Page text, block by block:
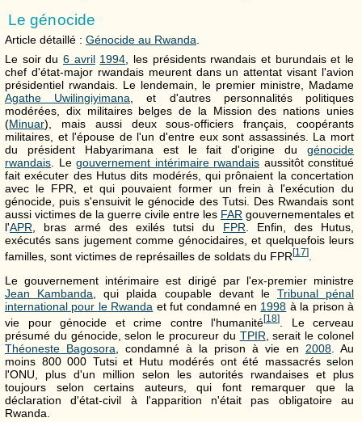
Le génocide
Article détaillé : Génocide au Rwanda
Le soir du 6 avril 1994 , les présidents rwandais et burundais et le
chef d'état-major rwandais meurent dans un attentat visant l'avion
présidentiel rwandais. Le lendemain, le premier ministre, Madame
Agathe Uwilingiyimana , et d'autres personnalités politiques
modérées, dix militaires belges de la Mission des nations unies
(Minuar), mais aussi deux sous-officiers français, coopérants
militaires, et l'épouse de l'un d'entre eux sont assassinés. La mort
du président Habyarimana est le fait d'origine du génocide
rwandais . Le gouvernement intérimaire rwandais aussitôt constitué
fait exécuter des Hutus dits modérés, qui prônaient la concertation
avec le FPR, et qui pouvaient former un frein à l'exécution du
génocide, puis s'ensuivit le génocide des Tutsi. Des Rwandais sont
aussi victimes de la guerre civile entre les FAR gouvernementales et
l'APR , bras armé des exilés tutsi du FPR . Enfin, des Hutus,
exécutés sans jugement comme génocidaires, et quelquefois leurs
familles, sont victimes de représailles de soldats du FPR[17]
Le gouvernement intérimaire est dirigé par l'ex-premier ministre
Jean Kambanda, qui plaida coupable devant le Tribunal pénal
international pour le Rwanda et fut condamné en 1998 à la prison à
vie pour génocide et crime contre l'humanité[18]
. Le cerveau
présumé du génocide, selon le procureur du TPIR , serait le colonel
Théoneste Bagosora , condamné à la prison à vie en 2008 . Au
moins 800 000 Tutsi et Hutu modérés ont été massacrés selon
l'ONU, plus d'un million selon les autorités rwandaises et plus
toujours selon certains auteurs, qui font remarquer que la
déclaration d'état-civil à l'apparition n'était pas obligatoire au
Rwanda.